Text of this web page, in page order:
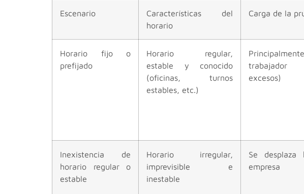
Escenario
Características del
horario
Carga de la
Horario fijo o
prefijado
Horario regular,
estable y conocido
(oficinas, turnos
estables, etc.)
trabajador
excesos)
Inexistencia de
horario regular o
estable
Horario irregular,
imprevisible e
inestable
Se desplaza
empresa